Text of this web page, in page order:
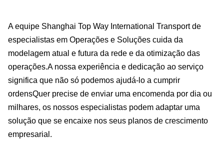
A equipe Shanghai Top Way International Transport de
especialistas em Operações e Soluções cuida da
modelagem atual e futura da rede e da otimização das
operações.A nossa experiência e dedicação ao serviço
significa que não só podemos ajudá-lo a cumprir
ordensQuer precise de enviar uma encomenda por dia ou
milhares, os nossos especialistas podem adaptar uma
solução que se encaixe nos seus planos de crescimento
empresarial.